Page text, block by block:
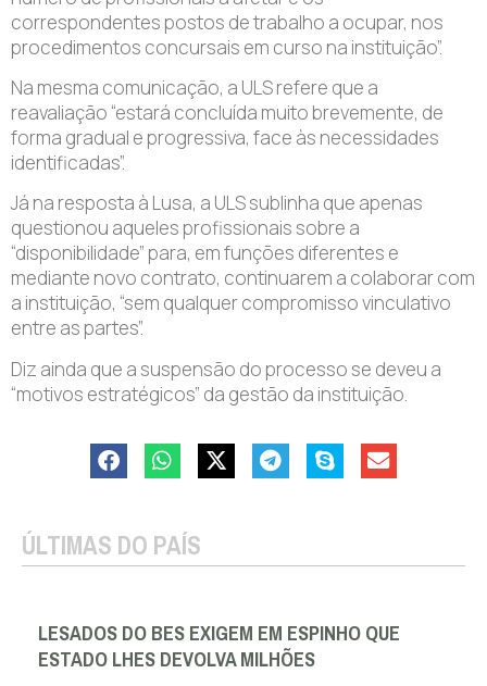
correspondentes postos de trabalho a ocupar, nos
procedimentos concursais em curso na instituição”.
Na mesma comunicação, a ULS refere que a
reavaliação “estará concluída muito brevemente, de
forma gradual e progressiva, face às necessidades
identificadas”.
Já na resposta à Lusa, a ULS sublinha que apenas
questionou aqueles profissionais sobre a
“disponibilidade” para, em funções diferentes e
mediante novo contrato, continuarem a colaborar com
a instituição, “sem qualquer compromisso vinculativo
entre as partes”.
Diz ainda que a suspensão do processo se deveu a
“motivos estratégicos” da gestão da instituição.
ÚLTIMAS DO PAÍS
LESADOS DO BES EXIGEM EM ESPINHO QUE
ESTADO LHES DEVOLVA MILHÕES